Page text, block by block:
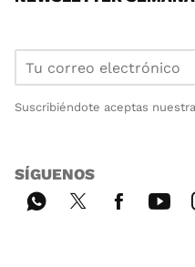
Suscribiéndote aceptas nuestra
SÍGUENOS